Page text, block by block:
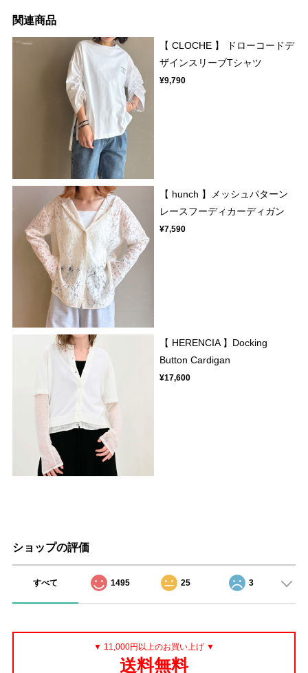
関連商品
【 CLOCHE 】 ドローコードデ
ザインスリーブTシャツ
¥9,790
【 hunch 】メッシュパターン
レースフーディカーディガン
¥7,590
【 HERENCIA 】Docking
Button Cardigan
¥17,600
ショップの評価
すべて 1495 25 3
▼ 11,000円以上のお買い上げ ▼
送料無料